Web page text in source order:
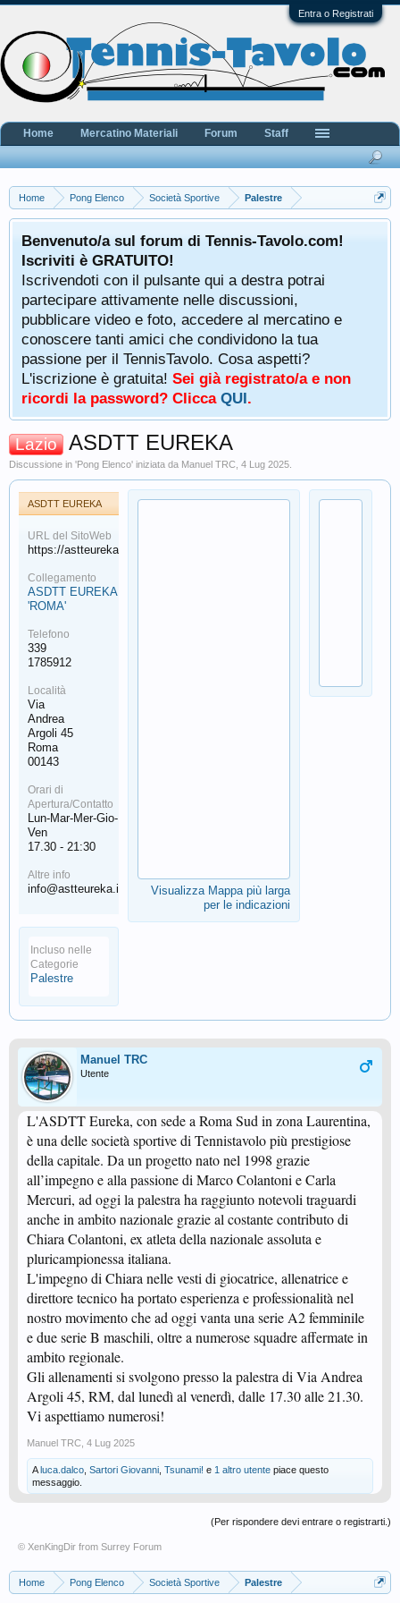
Entra o Registrati
Home Pong Elenco Società Sportive Palestre
Benvenuto/a sul forum di Tennis-Tavolo.com!
Iscriviti è GRATUITO!
Iscrivendoti con il pulsante qui a destra potrai
partecipare attivamente nelle discussioni,
pubblicare video e foto, accedere al mercatino e
conoscere tanti amici che condividono la tua
passione per il TennisTavolo. Cosa aspetti?
L'iscrizione è gratuita! Sei già registrato/a e non
ricordi la password? Clicca QUI.
Lazio ASDTT EUREKA
Discussione in 'Pong Elenco' iniziata da Manuel TRC 4 Lug 2025
ASDTT EUREKA
URL del SitoWeb
https://astteureka.it/
Collegamento
ASDTT EUREKA
'ROMA'
Telefono
339
1785912
Località
Via
Andrea
Argoli 45
Roma
00143
Orari di
Apertura/Contatto
Lun-Mar-Mer-Gio-
Ven
17.30 - 21:30
Altre info
info@astteureka.it
Visualizza Mappa più larga
per le indicazioni
Incluso nelle
Categorie
Palestre
Manuel TRC
Utente
L'ASDTT Eureka, con sede a Roma Sud in zona Laurentina,
è una delle società sportive di Tennistavolo più prestigiose
della capitale. Da un progetto nato nel 1998 grazie
all’impegno e alla passione di Marco Colantoni e Carla
Mercuri, ad oggi la palestra ha raggiunto notevoli traguardi
anche in ambito nazionale grazie al costante contributo di
Chiara Colantoni, ex atleta della nazionale assoluta e
pluricampionessa italiana.
L'impegno di Chiara nelle vesti di giocatrice, allenatrice e
direttore tecnico ha portato esperienza e professionalità nel
nostro movimento che ad oggi vanta una serie A2 femminile
e due serie B maschili, oltre a numerose squadre affermate in
ambito regionale.
Gli allenamenti si svolgono presso la palestra di Via Andrea
Argoli 45, RM, dal lunedì al venerdì, dalle 17.30 alle 21.30.
Vi aspettiamo numerosi!
Manuel TRC 4 Lug 2025
Aluca.dalco Sartori Giovanni Tsunami! e 1 altro utente piace questo
messaggio.
(Per rispondere devi entrare o registrarti.)
© XenKingDir from Surrey Forum
Home Pong Elenco Società Sportive Palestre
Home Mercatino Materiali Forum Staff